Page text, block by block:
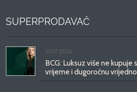
SUPERPRODAVAČ
31.07.2026.
BCG: Luksuz više ne
vrijeme i dugoročnu